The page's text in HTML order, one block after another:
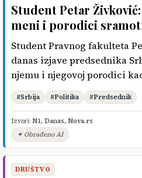
Student Petar Živković:
meni i porodici
Student Pravnog fakulteta
danas izjave predsednika
njemu i njegovoj porodici
#Srbija #Politika #Predsednik
Izvori: N1, Danas, Nova.rs
✦ Obrađeno AI
DRUŠTVO